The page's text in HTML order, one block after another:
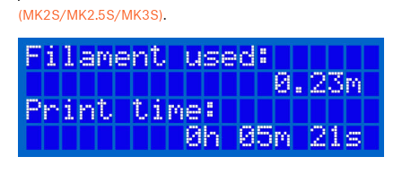
(MK2S/MK2.5S/MK3S).